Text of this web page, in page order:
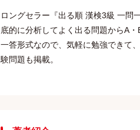
ロングセラー『出る順 漢検3級 一問
底的に分析してよく出る問題からA
一答形式なので、気軽に勉強できて
験問題も掲載。